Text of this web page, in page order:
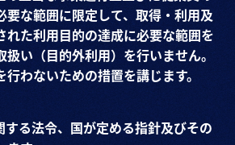
要な範囲に限定して、取得・利用及
れた利用目的の達成に必要な範囲を
い（目的外利用）を行いません。
わないための措置を講じます。
る法令、国が定める指針及びその